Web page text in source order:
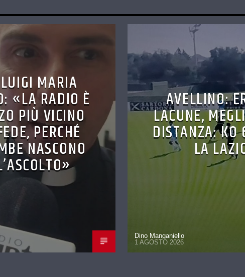
MARIA
«LA RADIO È
PIÙ VICINO
PERCHÉ
NASCONO
AVELLINO:
LACUNE,
DISTANZA: KO
LA
Dino Manganiello
1 AGOSTO 2026